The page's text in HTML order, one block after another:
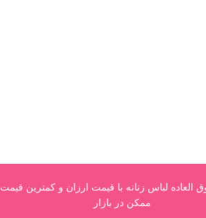
لباس زنانه با قیمت ارزان و کمترین قیمت
ممکن در بازار